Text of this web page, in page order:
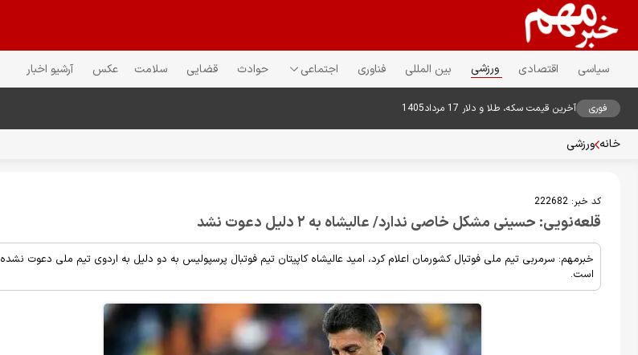
سیاسی اقتصادی ورزشی بین المللی فناوری اجتماعی حوادث قضایی سلامت عکس آرشیو اخبار
فوری آخرین قیمت سکه، طلا و دلار 17 مرداد1405
خانه ورزشی
کد خبر: 222682
قلعه‌نویی: حسینی مشکل خاصی ندارد/ عالیشاه به ۲ دلیل دعوت نشد
خبرمهم: سرمربی تیم ملی فوتبال کشورمان اعلام کرد، امید عالیشاه کاپیتان تیم فوتبال پرسپولیس به دو دلیل به اردوی تیم ملی دعوت نشده
است.